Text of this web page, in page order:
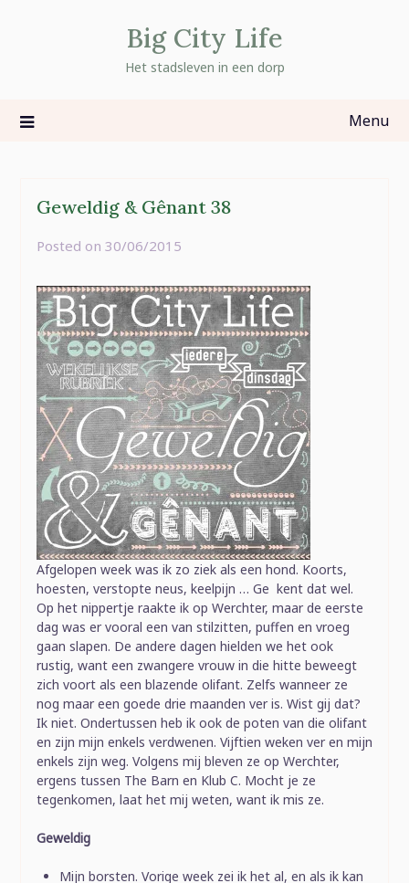
Big City Life
Het stadsleven in een dorp
Menu
Geweldig & Gênant 38
Posted on 30/06/2015
Afgelopen week was ik zo ziek als een hond. Koorts,
hoesten, verstopte neus, keelpijn … Ge kent dat wel.
Op het nippertje raakte ik op Werchter, maar de eerste
dag was er vooral een van stilzitten, puffen en vroeg
gaan slapen. De andere dagen hielden we het ook
rustig, want een zwangere vrouw in die hitte beweegt
zich voort als een blazende olifant. Zelfs wanneer ze
nog maar een goede drie maanden ver is. Wist gij dat?
Ik niet. Ondertussen heb ik ook de poten van die olifant
en zijn mijn enkels verdwenen. Vijftien weken ver en mijn
enkels zijn weg. Volgens mij bleven ze op Werchter,
ergens tussen The Barn en Klub C. Mocht je ze
tegenkomen, laat het mij weten, want ik mis ze.
Geweldig
Mijn borsten. Vorige week zei ik het al, en als ik kan